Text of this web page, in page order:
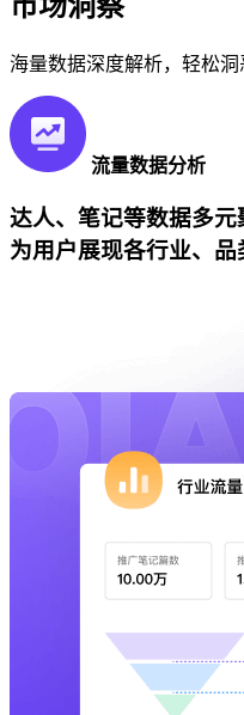
海量数据深度解析，轻松
流量数据分析
达人、笔记等数据多
为用户展现各行业、品